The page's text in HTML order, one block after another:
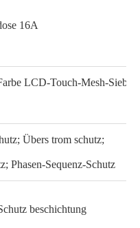
16A
LCD-Touch-Mesh-Sieb-
Übers trom schutz;
Phasen-Sequenz-Schutz
beschichtung